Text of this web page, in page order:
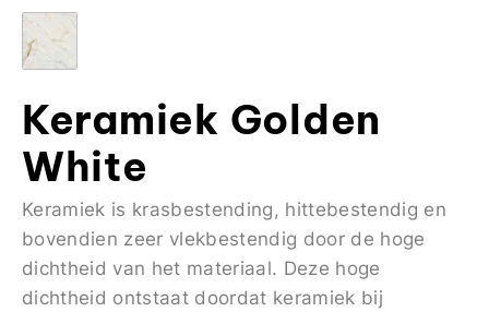
Keramiek Golden
White
Keramiek is krasbestending, hittebestendig en
bovendien zeer vlekbestendig door de hoge
dichtheid van het materiaal. Deze hoge
dichtheid ontstaat doordat keramiek bij